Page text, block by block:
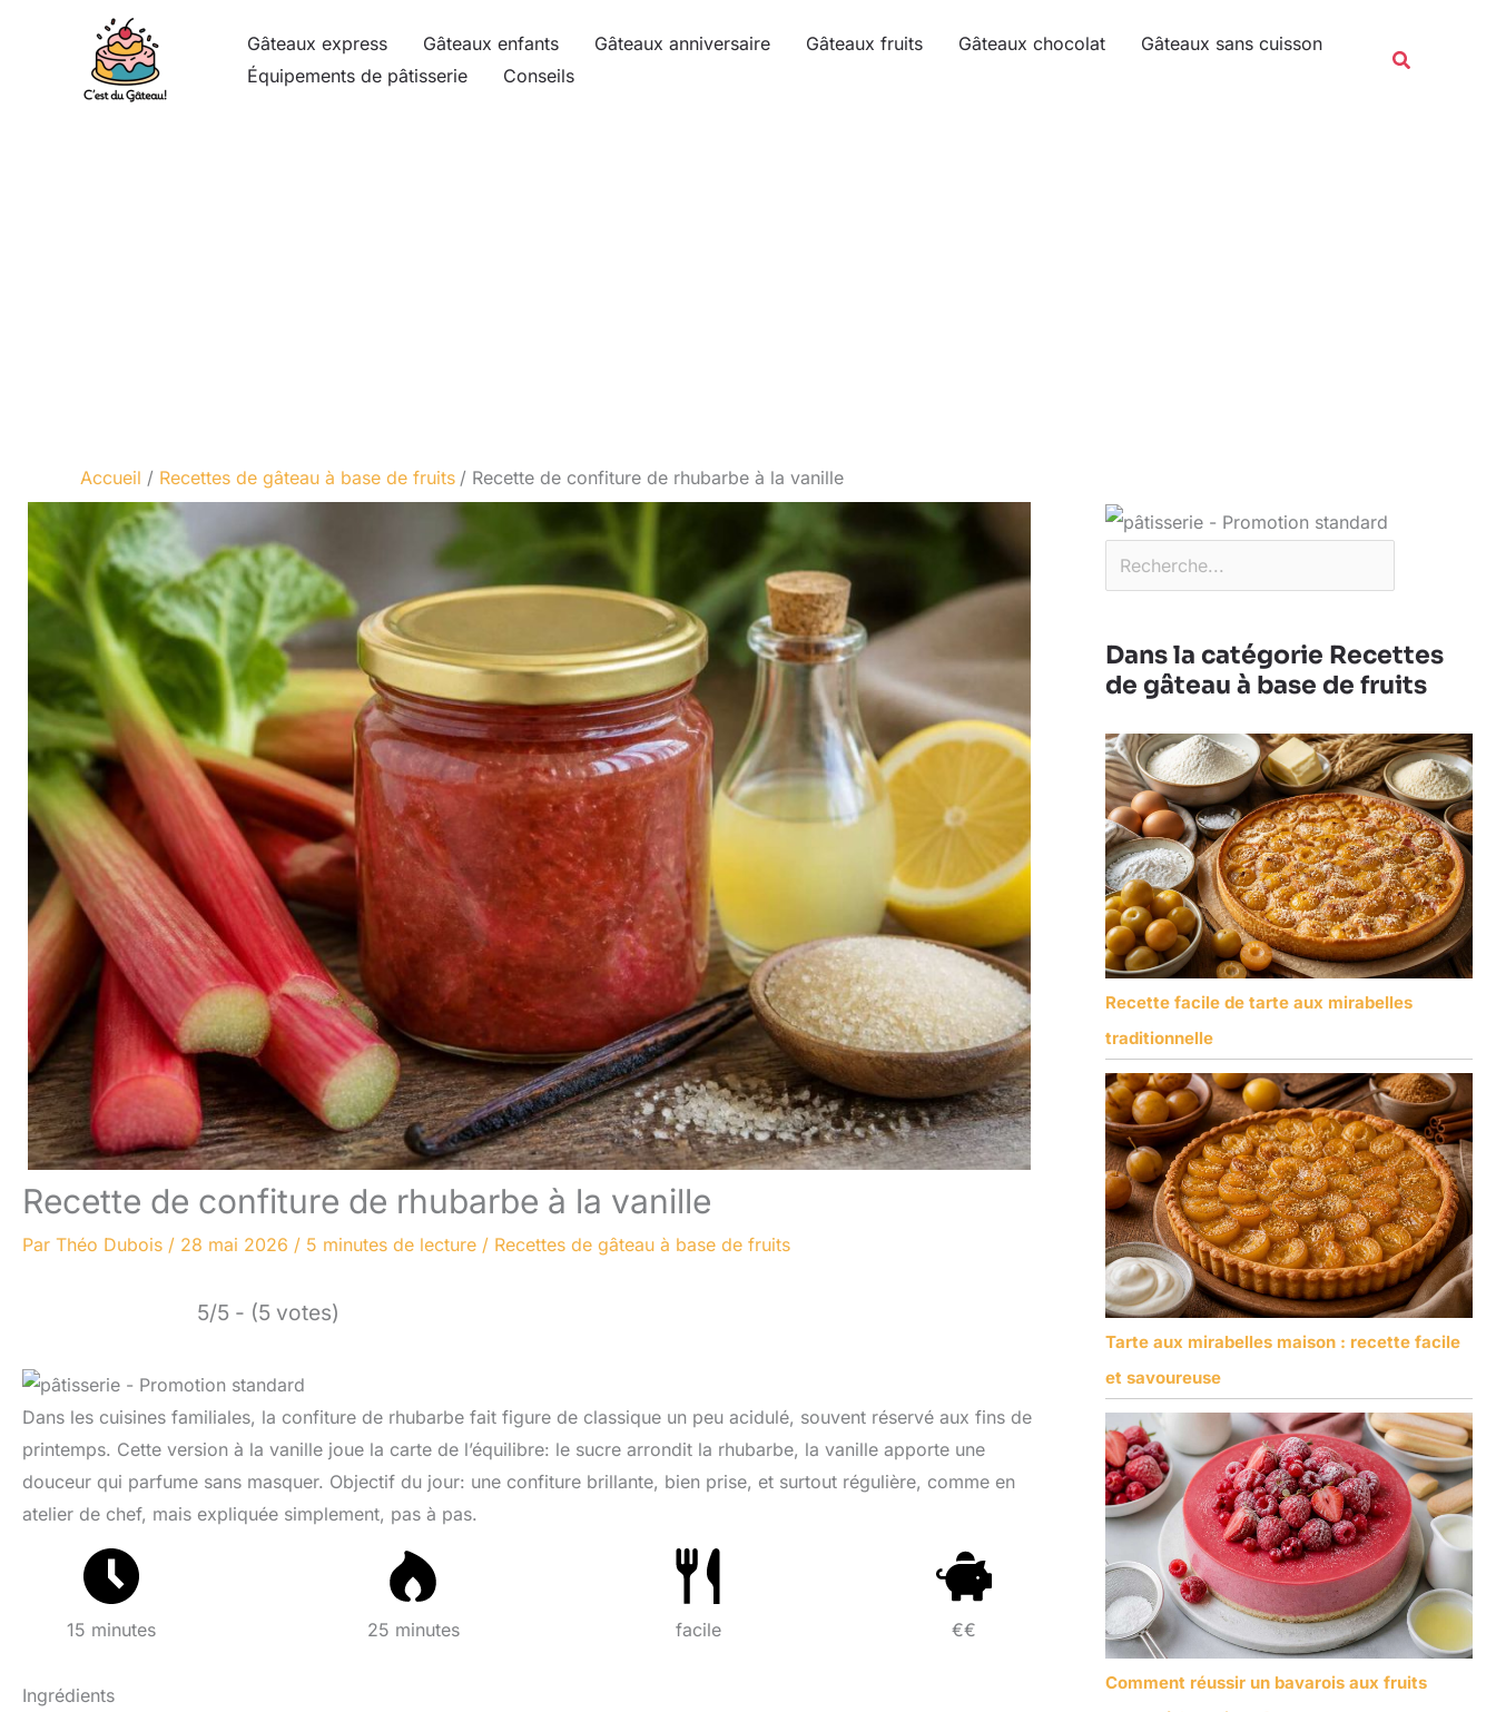
Gâteaux express Gâteaux enfants Gâteaux anniversaire Gâteaux fruits Gâteaux chocolat
Gâteaux sans cuisson
Équipements de pâtisserie
Conseils
Accueil Recettes de gâteau à base de fruits Recette de confiture de rhubarbe à la vanille
Recette de confiture de rhubarbe à la vanille
Par Théo Dubois / 28 mai 2026 / 5 minutes de lecture / Recettes de gâteau à base de fruits
5/5 - (5 votes)
Dans les cuisines familiales, la confiture de rhubarbe fait figure de classique un peu acidulé, souvent réservé aux fins de
printemps. Cette version à la vanille joue la carte de l’équilibre: le sucre arrondit la rhubarbe, la vanille apporte une
douceur qui parfume sans masquer. Objectif du jour: une confiture brillante, bien prise, et surtout régulière, comme en
atelier de chef, mais expliquée simplement, pas à pas.
15 minutes 25 minutes facile €€
Ingrédients
Dans la catégorie Recettes
de gâteau à base de fruits
Recette facile de tarte aux mirabelles
traditionnelle
Tarte aux mirabelles maison : recette facile
et savoureuse
Comment réussir un bavarois aux fruits